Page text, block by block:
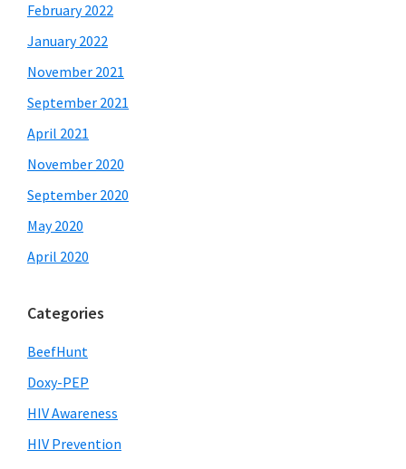
February 2022
January 2022
November 2021
September 2021
April 2021
November 2020
September 2020
May 2020
April 2020
Categories
BeefHunt
Doxy-PEP
HIV Awareness
HIV Prevention